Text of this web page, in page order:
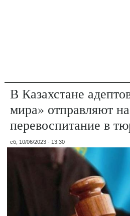
В Казахстане
мира» отправляют на
перевоспитание в
сб, 10/06/2023 - 13:30